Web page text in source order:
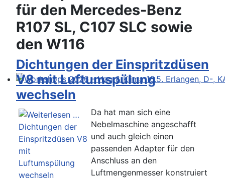
Workshops 2026 - Hzg & Klima 16.5. Erlangen, D-,
für den Mercedes-Benz
R107 SL, C107 SLC sowie
den W116
Dichtungen der Einspritzdüsen
V8 mit Luftumspülung
wechseln
Da hat man sich eine
Nebelmaschine angeschafft
und auch gleich einen
passenden Adapter für den
Anschluss an den
Luftmengenmesser konstruiert